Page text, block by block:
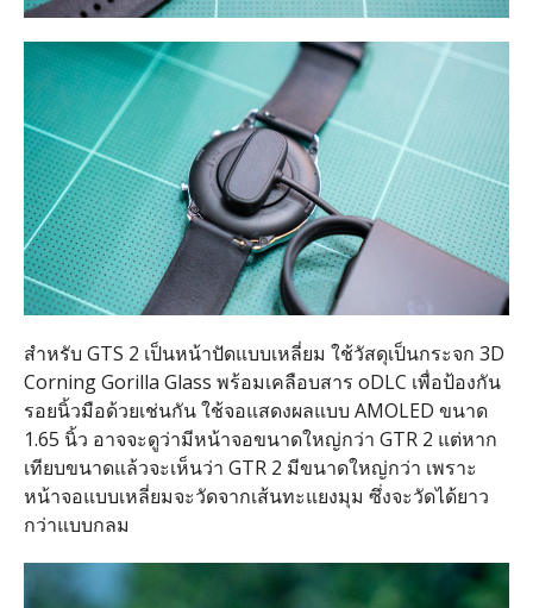
สำหรับ GTS 2 เป็นหน้าปัดแบบเหลี่ยม ใช้วัสดุเป็นกระจก 3D
Corning Gorilla Glass พร้อมเคลือบสาร oDLC เพื่อป้องกัน
รอยนิ้วมือด้วยเช่นกัน ใช้จอแสดงผลแบบ AMOLED ขนาด
1.65 นิ้ว อาจจะดูว่ามีหน้าจอขนาดใหญ่กว่า GTR 2 แต่หาก
เทียบขนาดแล้วจะเห็นว่า GTR 2 มีขนาดใหญ่กว่า เพราะ
หน้าจอแบบเหลี่ยมจะวัดจากเส้นทะแยงมุม ซึ่งจะวัดได้ยาว
กว่าแบบกลม